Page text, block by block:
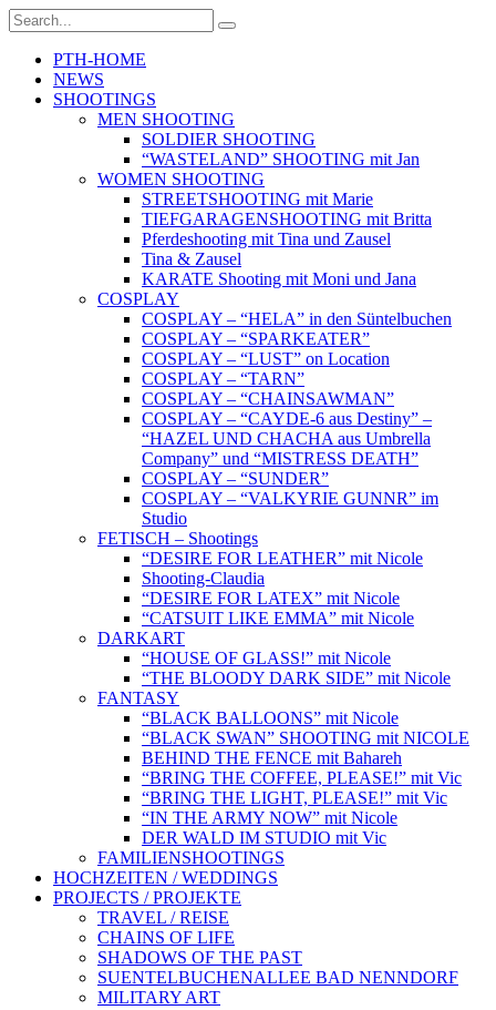
PTH-HOME
NEWS
SHOOTINGS
MEN SHOOTING
SOLDIER SHOOTING
“WASTELAND” SHOOTING mit Jan
WOMEN SHOOTING
STREETSHOOTING mit Marie
TIEFGARAGENSHOOTING mit Britta
Pferdeshooting mit Tina und Zausel
Tina & Zausel
KARATE Shooting mit Moni und Jana
COSPLAY
COSPLAY – “HELA” in den Süntelbuchen
COSPLAY – “SPARKEATER”
COSPLAY – “LUST” on Location
COSPLAY – “TARN”
COSPLAY – “CHAINSAWMAN”
COSPLAY – “CAYDE-6 aus Destiny” –
“HAZEL UND CHACHA aus Umbrella
Company” und “MISTRESS DEATH”
COSPLAY – “SUNDER”
COSPLAY – “VALKYRIE GUNNR” im
Studio
FETISCH – Shootings
“DESIRE FOR LEATHER” mit Nicole
Shooting-Claudia
“DESIRE FOR LATEX” mit Nicole
“CATSUIT LIKE EMMA” mit Nicole
DARKART
“HOUSE OF GLASS!” mit Nicole
“THE BLOODY DARK SIDE” mit Nicole
FANTASY
“BLACK BALLOONS” mit Nicole
“BLACK SWAN” SHOOTING mit NICOLE
BEHIND THE FENCE mit Bahareh
“BRING THE COFFEE, PLEASE!” mit Vic
“BRING THE LIGHT, PLEASE!” mit Vic
“IN THE ARMY NOW” mit Nicole
DER WALD IM STUDIO mit Vic
FAMILIENSHOOTINGS
HOCHZEITEN / WEDDINGS
PROJECTS / PROJEKTE
TRAVEL / REISE
CHAINS OF LIFE
SHADOWS OF THE PAST
SUENTELBUCHENALLEE BAD NENNDORF
MILITARY ART